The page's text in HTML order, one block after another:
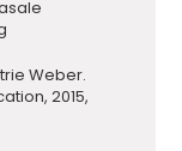
Weber.
2015,